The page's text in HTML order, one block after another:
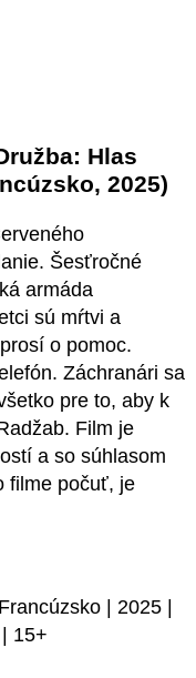
Hlas
2025)
Šesťročné
armáda
sú mŕtvi a
o pomoc.
Záchranári sa
pre to, aby k
Film je
a so súhlasom
filme počuť, je
| 2025 |
15+